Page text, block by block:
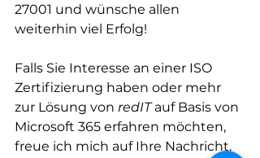
27001 und wünsche allen
weiterhin viel Erfolg!
Falls Sie Interesse an einer ISO
Zertifizierung haben oder mehr
zur Lösung von redIT auf Basis von
Microsoft 365 erfahren möchten,
freue ich mich auf Ihre Nachricht.